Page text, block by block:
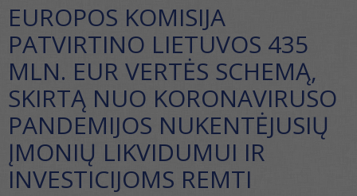
EUROPOS KOMISIJA
PATVIRTINO LIETUVOS 435
MLN. EUR VERTĖS SCHEMĄ,
SKIRTĄ NUO KORONAVIRUSO
PANDEMIJOS NUKENTĖJUSIŲ
ĮMONIŲ LIKVIDUMUI IR
INVESTICIJOMS REMTI